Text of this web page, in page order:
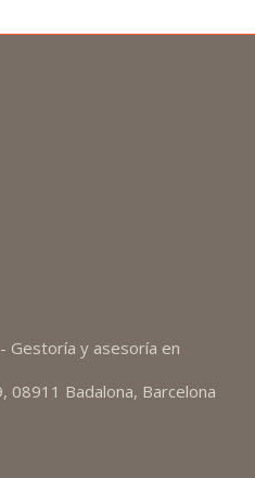
Gestoría y asesoría en
08911 Badalona, Barcelona